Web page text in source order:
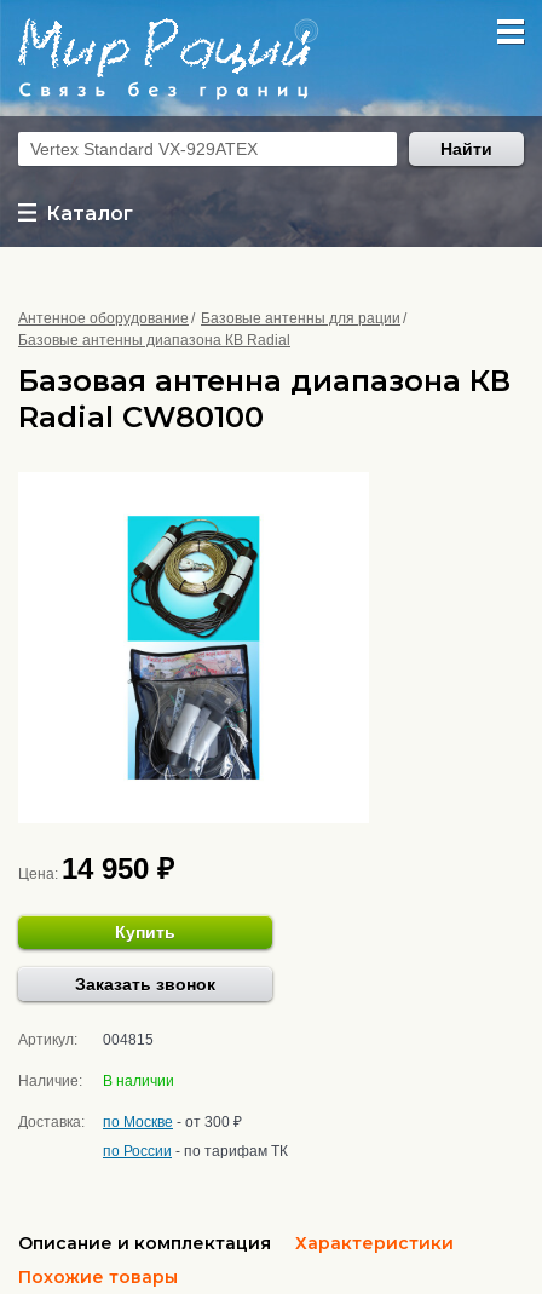
Каталог
Найти
Антенное оборудование
Базовые антенны для рации
Базовые антенны диапазона КВ Radial
Базовая антенна диапазона КВ
Radial CW80100
Цена: 14 950 ₽
Купить
Заказать звонок
Артикул: 004815
Наличие: В наличии
Доставка: по Москве - от 300 ₽
по России - по тарифам ТК
Описание и комплектация
Характеристики
Похожие товары